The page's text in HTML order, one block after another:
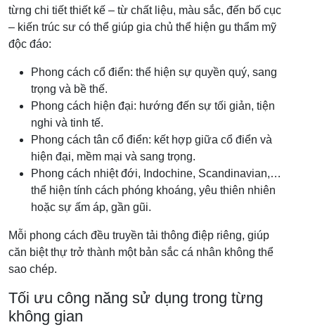
từng chi tiết thiết kế – từ chất liệu, màu sắc, đến bố cục
– kiến trúc sư có thể giúp gia chủ thể hiện gu thẩm mỹ
độc đáo:
Phong cách cổ điển: thể hiện sự quyền quý, sang
trọng và bề thế.
Phong cách hiện đại: hướng đến sự tối giản, tiện
nghi và tinh tế.
Phong cách tân cổ điển: kết hợp giữa cổ điển và
hiện đại, mềm mại và sang trọng.
Phong cách nhiệt đới, Indochine, Scandinavian,…
thể hiện tính cách phóng khoáng, yêu thiên nhiên
hoặc sự ấm áp, gần gũi.
Mỗi phong cách đều truyền tải thông điệp riêng, giúp
căn biệt thự trở thành một bản sắc cá nhân không thể
sao chép.
Tối ưu công năng sử dụng trong từng
không gian